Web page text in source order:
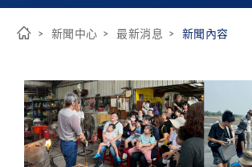
投資人關係
ESG
關於裕民
新聞中心 最新消息 新聞內容